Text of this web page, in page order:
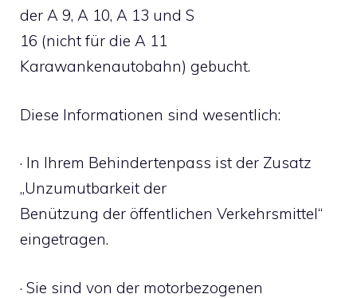
der A 9, A 10, A 13 und S
16 (nicht für die A 11
Karawankenautobahn) gebucht.
Diese Informationen sind wesentlich:
· In Ihrem Behindertenpass ist der Zusatz
„Unzumutbarkeit der
Benützung der öffentlichen Verkehrsmittel“
eingetragen.
· Sie sind von der motorbezogenen